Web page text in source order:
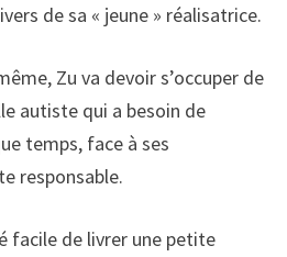
de sa « jeune » réalisatrice.
Zu va devoir s’occuper de
autiste qui a besoin de
temps, face à ses
responsable.
facile de livrer une petite